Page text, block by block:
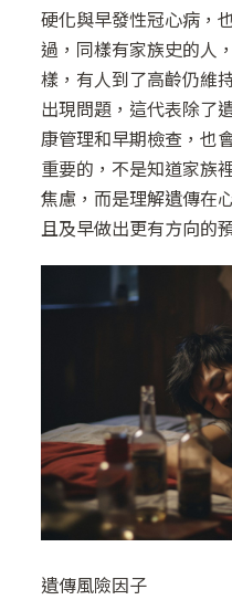
硬化與早發性冠心病，
過，同樣有家族史的人
樣，有人到了高齡仍維
出現問題，這代表除了
康管理和早期檢查，也
重要的，不是知道家族
焦慮，而是理解遺傳在
且及早做出更有方向的
遺傳風險因子